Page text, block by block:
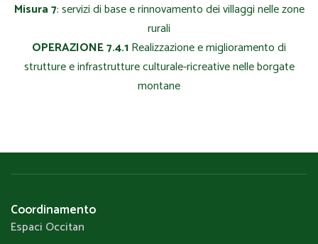
Misura 7: servizi di base e rinnovamento dei villaggi nelle zone
rurali
OPERAZIONE 7.4.1Realizzazione e miglioramento di
strutture e infrastrutture culturale-ricreative nelle borgate
montane
Coordinamento
Espaci Occitan